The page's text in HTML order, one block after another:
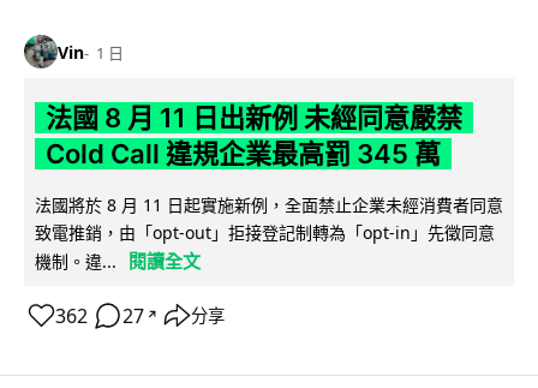
Vin 1 日
法國 8 月 11 日出新例 未經同意嚴禁
Cold Call 違規企業最高罰 345 萬
法國將於 8 月 11 日起實施新例，全面禁止企業未經消費者同意
致電推銷，由「opt-out」拒接登記制轉為「opt-in」先徵同意
機制。違...
閱讀全文
362 27 ↗ 分享